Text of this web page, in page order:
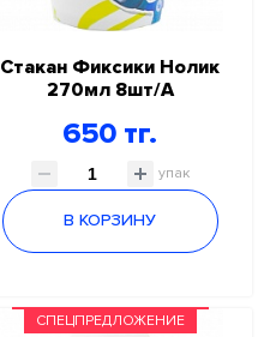
Стакан Фиксики Нолик
270мл 8шт/A
650 тг.
упак
В КОРЗИНУ
СПЕЦПРЕДЛОЖЕНИЕ